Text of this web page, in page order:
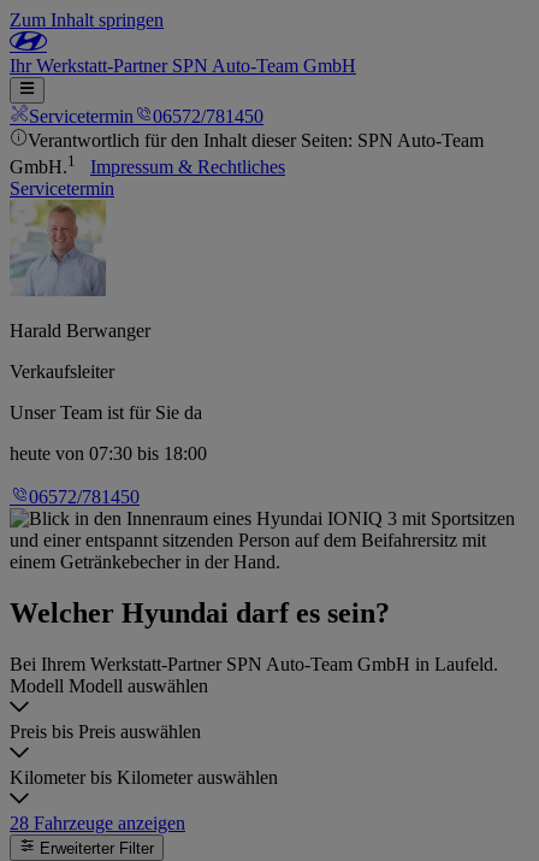
Zum Inhalt springen
IhrWerkstatt-Partner SPN Auto-Team GmbH
Servicetermin
06572/781450
Verantwortlich für den Inhalt dieser Seiten: SPN Auto-Team
GmbH.1
Impressum & Rechtliches
Servicetermin
Harald Berwanger
Verkaufsleiter
Unser Team ist für Sie da
heute von 07:30 bis 18:00
06572/781450
Welcher Hyundai darf es sein?
Bei Ihrem Werkstatt-Partner SPN Auto-Team GmbH in Laufeld.
Modell Modell auswählen
Preis bis Preis auswählen
Kilometer bis Kilometer auswählen
28 Fahrzeuge anzeigen
Erweiterter Filter